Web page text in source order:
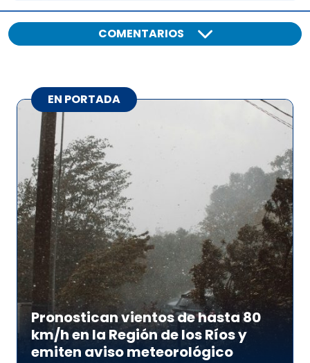
COMENTARIOS
EN PORTADA
Pronostican vientos de hasta 80
km/h en la Región de los Ríos y
emiten aviso meteorológico